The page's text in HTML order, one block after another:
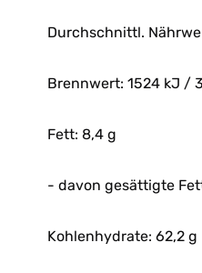
Durchschnittl.
Brennwert: 1524 kJ /
Fett: 8,4 g
- davon gesättigte
Kohlenhydrate: 62,2 g